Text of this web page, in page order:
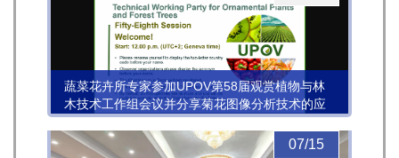
蔬菜花卉所专家参加UPOV第58届观赏植物与林
木技术工作组会议并分享菊花图像分析技术的应
用进展
07/15